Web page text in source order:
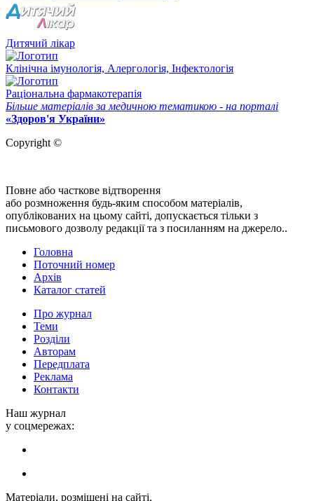
Дитячий лікар
Клінічна імунологія, Алергологія, Інфектологія
Раціональна фармакотерапія
Більше матеріалів за медичною тематикою - на порталі
«Здоров'я України»
Copyright ©
Повне або часткове відтворення
або розмноження будь-яким способом матеріалів,
опублікованих на цьому сайті, допускається тільки з
письмового дозволу редакції та з посиланням на джерело..
Головна
Поточний номер
Архів
Каталог статей
Про журнал
Теми
Розділи
Авторам
Передплата
Реклама
Контакти
Наш журнал
у соцмережах:
Матеріали, розміщені на сайті,